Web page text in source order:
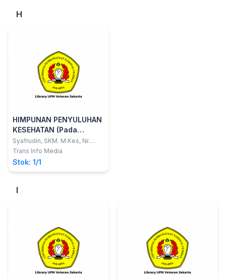
H
HIMPUNAN PENYULUHAN
KESEHATAN (Pada
Remaja, Keluarga, Lans a
dan Masyarakat)
Syafrudin, SKM. M.Kes, Nr.
Karningsih, SKp.M.Kes,
Trans Info Media
Stok: 1/1
I